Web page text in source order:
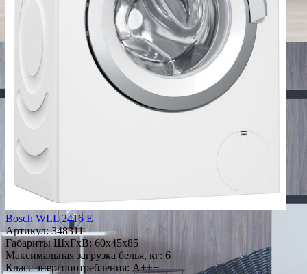
Bosch WLL 2416 E
Артикул:348311
Габариты ШxГxВ: 60x45x85
Максимальная загрузка белья, кг: 6
Класс энергопотребления: A+++